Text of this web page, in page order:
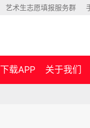
艺术生志愿填报服务群
下载APP 关于我们